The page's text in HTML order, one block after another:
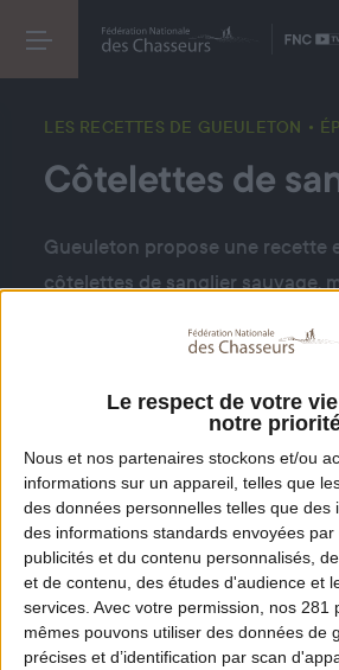
Le respect de votre
notre
Nous et nos partenaires stockons et/ou
informations sur un appareil, telles que
des données personnelles telles que des
des informations standards envoyées
publicités et du contenu personnalisés,
et de contenu, des études d'audience et
services. Avec votre permission, nos 281
mêmes pouvons utiliser des données de
précises et d’identification par scan
LES RECETTES DE GUEULETON •
Côtelettes de
Gueuleton propose une recette
côtelettes de sanglier sauvage,
accompagnement met en avant
champignons locaux pour créer
DANS LA MÊME PLAYLIST
ÉPISODE 1
Cuissot de sanglier